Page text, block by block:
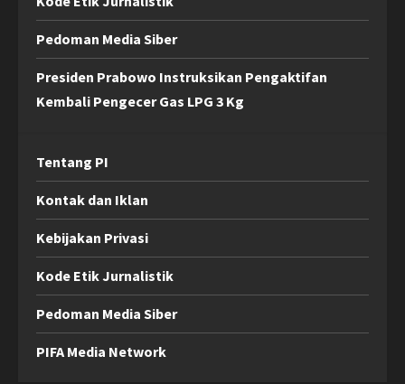
Pedoman Media Siber
Presiden Prabowo Instruksikan Pengaktifan
Kembali Pengecer Gas LPG 3 Kg
Tentang PI
Kontak dan Iklan
Kebijakan Privasi
Kode Etik Jurnalistik
Pedoman Media Siber
PIFA Media Network